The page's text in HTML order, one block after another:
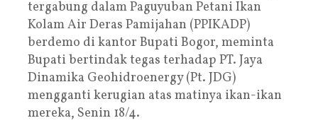
tergabung dalam Paguyuban Petani Ikan
Kolam Air Deras Pamijahan (PPIKADP)
berdemo di kantor Bupati Bogor, meminta
Bupati bertindak tegas terhadap PT. Jaya
Dinamika Geohidroenergy (Pt. JDG)
mengganti kerugian atas matinya ikan-ikan
mereka, Senin 18/4.